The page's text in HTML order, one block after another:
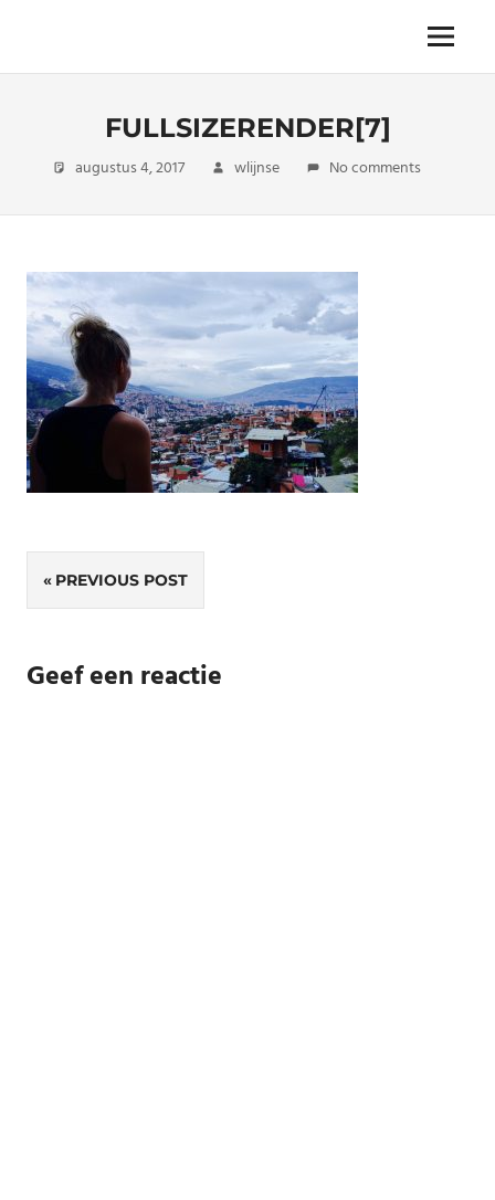
content
Menu
FULLSIZERENDER[7]
augustus 4, 2017 wlijnse No comments
Bericht
navigatie
PREVIOUS POST
Geef een reactie